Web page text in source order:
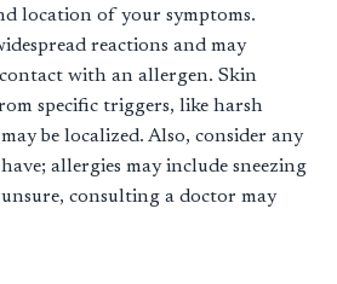
location of your symptoms.
reactions and may
with an allergen. Skin
specific triggers, like harsh
be localized. Also, consider any
allergies may include sneezing
consulting a doctor may